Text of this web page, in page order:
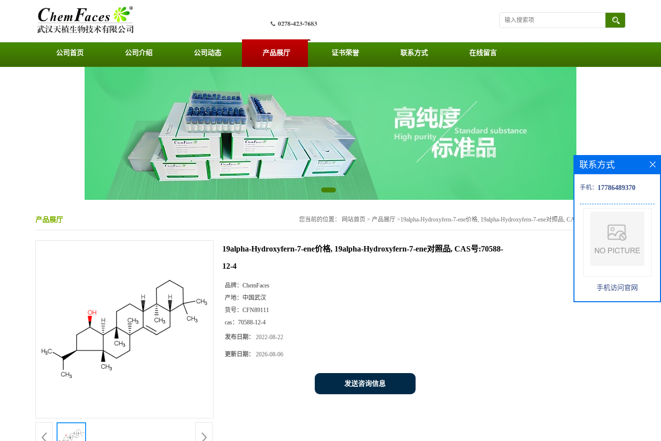
公司首页 公司介绍 公司动态 产品展厅 证书荣誉 联系方式 在线留言
产品展厅 您当前的位置： 网站首页 > 产品展厅 >19alpha-Hydroxyfern-7-ene价格, 19alpha-Hydroxyfern-7-ene对照品, CAS号:70588-12-4
19alpha-Hydroxyfern-7-ene价格, 19alpha-Hydroxyfern-7-ene对照品, CAS号:70588-
12-4
品牌： ChemFaces
产地： 中国武汉
货号： CFN89111
cas： 70588-12-4
发布日期： 2022-08-22
更新日期： 2026-08-06
发送咨询信息
联系方式
手机： 17786489370
手机访问官网